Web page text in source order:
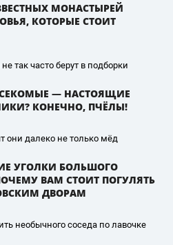
МОНАСТЫРЕЙ
КОТОРЫЕ СТОИТ
так часто берут в подборки
— НАСТОЯЩИЕ
КОНЕЧНО, ПЧЁЛЫ!
они далеко не только мёд
УГОЛКИ БОЛЬШОГО
ВАМ СТОИТ ПОГУЛЯТЬ
ДВОРАМ
необычного соседа по лавочке